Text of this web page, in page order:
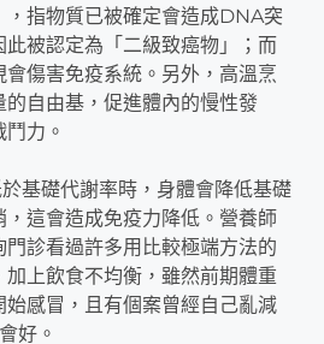
，指物質已被確定會造成DNA突
被認定為「二級致癌物」；而
傷害免疫系統。另外，高溫烹
自由基，促進體內的慢性發
力。
基礎代謝率時，身體會降低基礎
這會造成免疫力降低。營養師
診看過許多用比較極端方法的
上飲食不均衡，雖然前期體重
始感冒，且有個案曾經自己亂減
好。